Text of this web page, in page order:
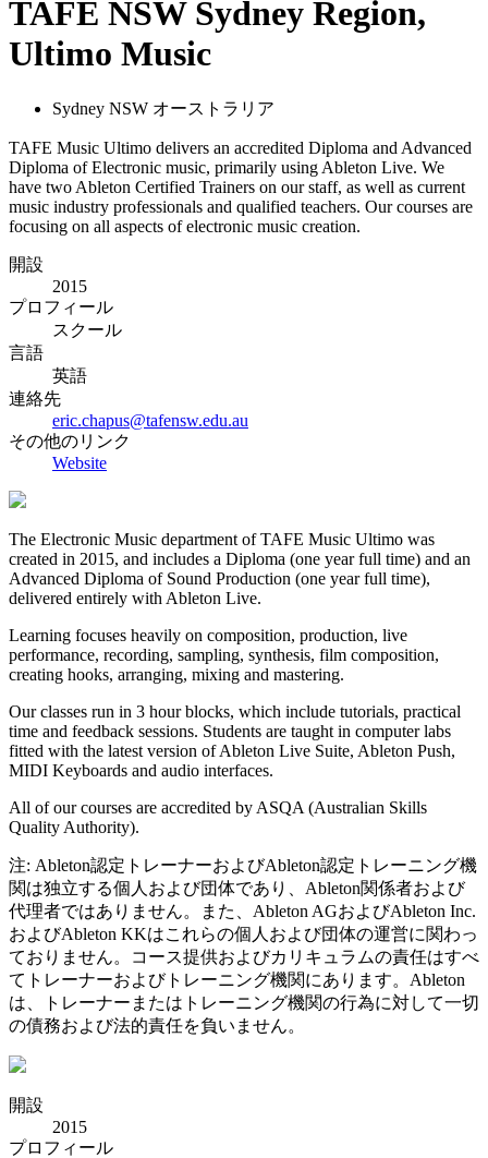
TAFE NSW Sydney Region,
Ultimo Music
Sydney NSW オーストラリア
TAFE Music Ultimo delivers an accredited Diploma and Advanced
Diploma of Electronic music, primarily using Ableton Live. We
have two Ableton Certified Trainers on our staff, as well as current
music industry professionals and qualified teachers. Our courses are
focusing on all aspects of electronic music creation.
開設
2015
プロフィール
スクール
言語
英語
連絡先
eric.chapus@tafensw.edu.au
その他のリンク
Website
The Electronic Music department of TAFE Music Ultimo was
created in 2015, and includes a Diploma (one year full time) and an
Advanced Diploma of Sound Production (one year full time),
delivered entirely with Ableton Live.
Learning focuses heavily on composition, production, live
performance, recording, sampling, synthesis, film composition,
creating hooks, arranging, mixing and mastering.
Our classes run in 3 hour blocks, which include tutorials, practical
time and feedback sessions. Students are taught in computer labs
fitted with the latest version of Ableton Live Suite, Ableton Push,
MIDI Keyboards and audio interfaces.
All of our courses are accredited by ASQA (Australian Skills
Quality Authority).
注: Ableton認定トレーナーおよびAbleton認定トレーニング機
関は独立する個人および団体であり、Ableton関係者および
代理者ではありません。また、Ableton AGおよびAbleton Inc.
およびAbleton KKはこれらの個人および団体の運営に関わっ
ておりません。コース提供およびカリキュラムの責任はすべ
てトレーナーおよびトレーニング機関にあります。Ableton
は、トレーナーまたはトレーニング機関の行為に対して一切
の債務および法的責任を負いません。
開設
2015
プロフィール